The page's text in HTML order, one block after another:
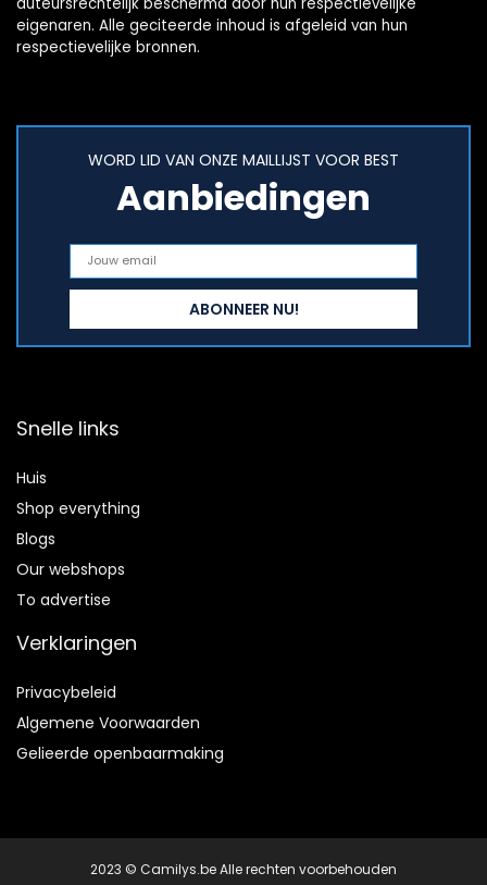
eigenaren. Alle geciteerde inhoud is afgeleid van hun
respectievelijke bronnen.
WORD LID VAN ONZE MAILLIJST VOOR BEST
Aanbiedingen
Snelle links
Huis
Shop everything
Blogs
Our webshops
To advertise
Verklaringen
Privacybeleid
Algemene Voorwaarden
Gelieerde openbaarmaking
2023 © Camilys.be Alle rechten voorbehouden